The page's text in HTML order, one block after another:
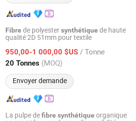
Fibre de polyestersynthétique de haute
qualité 2D 51mm pour textile
950,00-1 000,00 $US / Tonne
20 Tonnes (MOQ)
Envoyer demande
Fiber Textile Co., Ltd.
Depuis 2025
La pulpe defibre synthétique organique